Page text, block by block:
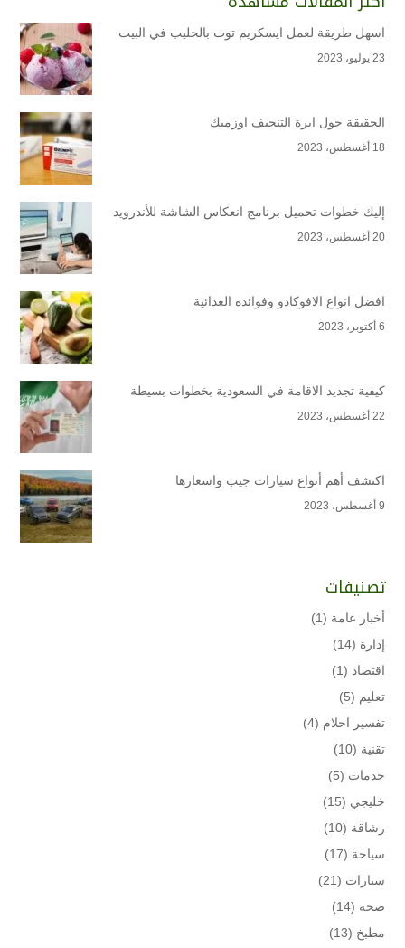
اسهل طريقة لعمل ايسكريم توت بالحليب في البيت
23 يوليو، 2023
الحقيقة حول ابرة التنحيف اوزمبك
18 أغسطس، 2023
إليك خطوات تحميل برنامج انعكاس الشاشة للأندرويد
20 أغسطس، 2023
افضل انواع الافوكادو وفوائده الغذائية
6 أكتوبر، 2023
كيفية تجديد الاقامة في السعودية بخطوات بسيطة
22 أغسطس، 2023
اكتشف أهم أنواع سيارات جيب واسعارها
9 أغسطس، 2023
تصنيفات
أخبار عامة (1)
إدارة (14)
اقتصاد (1)
تعليم (5)
تفسير احلام (4)
تقنية (10)
خدمات (5)
خليجي (15)
رشاقة (10)
سياحة (17)
سيارات (21)
صحة (14)
مطبخ (13)